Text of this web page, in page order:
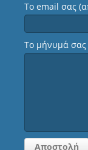
Το email σας
Το μήνυμά σας